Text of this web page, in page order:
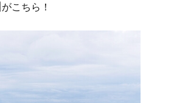
がこちら！